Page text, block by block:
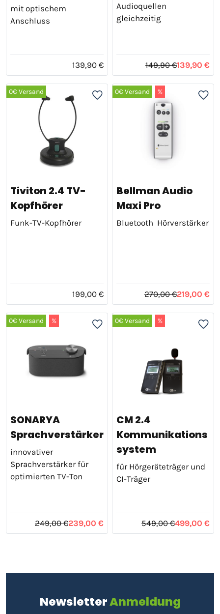
mit optischem
Anschluss
139,90 €
Audioquellen
gleichzeitig
149,90 €139,90 €
0€ Versand
Tiviton 2.4 TV-
Kopfhörer
Funk-TV-Kopfhörer
199,00 €
0€ Versand %
Bellman Audio
Maxi Pro
Bluetooth Hörverstärker
270,00 €219,00 €
0€ Versand %
SONARYA
Sprachverstärker
innovativer
Sprachverstärker für
optimierten TV-Ton
249,00 €239,00 €
0€ Versand %
CM 2.4
Kommunikations
system
für Hörgeräteträger und
CI-Träger
549,00 €499,00 €
NewsletterAnmeldung